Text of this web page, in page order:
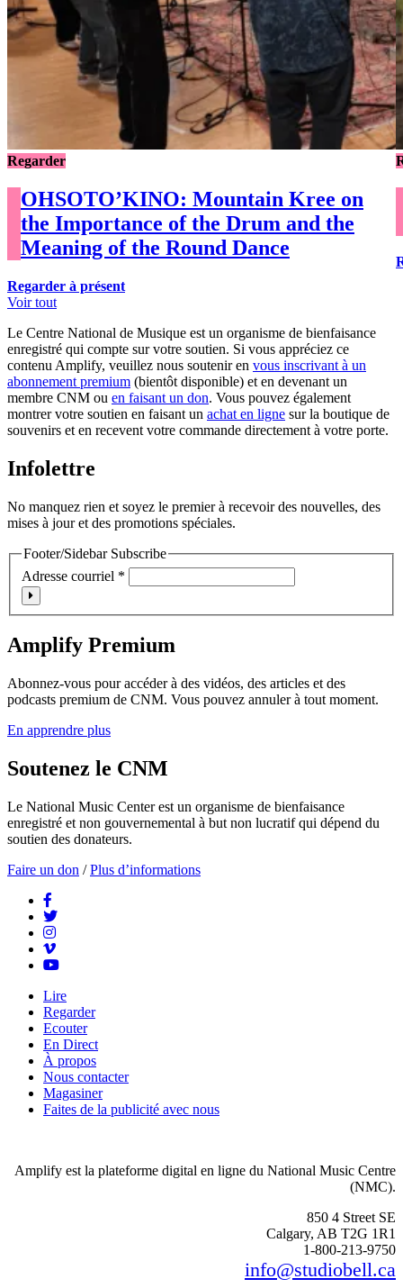
Regarder
OHSOTO’KINO: Mountain Kree on
the Importance of the Drum and the
Meaning of the Round Dance
Regarder à présent
Voir tout
Le Centre National de Musique est un organisme de bienfaisance
enregistré qui compte sur votre soutien. Si vous appréciez ce
contenu Amplify, veuillez nous soutenir en vous inscrivant à un
abonnement premium (bientôt disponible) et en devenant un
membre CNM ou en faisant un don. Vous pouvez également
montrer votre soutien en faisant un achat en ligne sur la boutique de
souvenirs et en recevent votre commande directement à votre porte.
Infolettre
No manquez rien et soyez le premier à recevoir des nouvelles, des
mises à jour et des promotions spéciales.
Footer/Sidebar Subscribe
Adresse courriel *
Amplify Premium
Abonnez-vous pour accéder à des vidéos, des articles et des
podcasts premium de CNM. Vous pouvez annuler à tout moment.
En apprendre plus
Soutenez le CNM
Le National Music Center est un organisme de bienfaisance
enregistré et non gouvernemental à but non lucratif qui dépend du
soutien des donateurs.
Faire un don /Plus d’informations
Lire
Regarder
Ecouter
En Direct
À propos
Nous contacter
Magasiner
Faites de la publicité avec nous
Amplify est la plateforme digital en ligne du National Music Centre
(NMC).
850 4 Street SE
Calgary, AB T2G 1R1
1-800-213-9750
info@studiobell.ca